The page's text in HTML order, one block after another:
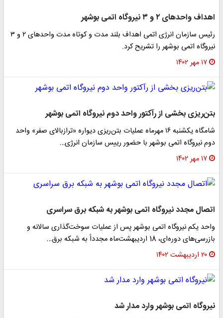
اهداف واحدهای ۲ و ۳ نیروگاه اتمی بوشهر
رئیس سازمان انرژی اتمی اهداف بلند مدت و کوتاه مدت واحدهای ۲ و ۳
نیروگاه اتمی بوشهر را تشریح کرد.
۱۷ مهر ۱۴۰۲
بتن‌ریزی بخشی از رآکتور واحد دوم نیروگاه اتمی بوشهر
شامگاه یکشنبه ۱۶ مهرماه عملیات بتن‌ریزی دیواره «ترازبالای صفر» واحد
دوم نیروگاه اتمی بوشهر با حضور رییس سازمان انرژی…
۱۷ مهر ۱۴۰۲
اتصال مجدد نیروگاه اتمی بوشهر به شبکه برق سراسری
واحد یکم نیروگاه اتمی بوشهر پس از عملیات سوخت‌گذاری سالانه و
بازرسی‌های دوره‌ای، 18 اردیبهشت‌ماه مجدداً به شبکه برق…
۲۰ اردیبهشت ۱۴۰۲
نیروگاه اتمی بوشهر وارد مدار شد